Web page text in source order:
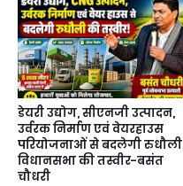
डेयरी उद्योग, सीएनजी उत्पादन,
उर्वरक निर्माण एवं वेयरहाउस
परियोजनाओं से बदलेगी रुधौली
विधानसभा की तस्वीर-बसंत
चौधरी